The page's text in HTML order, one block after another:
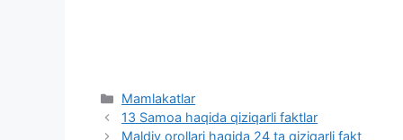
Categories
Mamlakatlar
13 Samoa haqida qiziqarli faktlar
Maldiv orollari haqida 24 ta qiziqarli fakt